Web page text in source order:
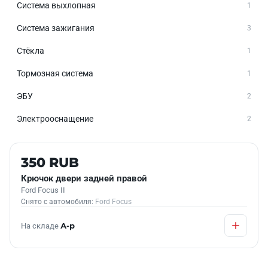
Система выхлопная 1
Система зажигания 3
Стёкла 1
Тормозная система 1
ЭБУ 2
Электрооснащение 2
Б/У В НАЛИЧИИ
350 RUB
Крючок двери задней правой
Ford Focus II
Снято с автомобиля: Ford Focus
На складе А-р